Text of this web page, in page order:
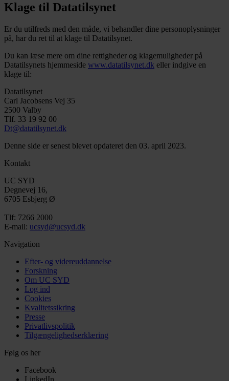
Klage til Datatilsynet
Er du utilfreds med den måde, vi behandler dine personoplysninger
på, har du ret til at klage til Datatilsynet.
Du kan læse mere om dine rettigheder og klagemuligheder på
Datatilsynets hjemmeside www.datatilsynet.dk eller indgive en
klage til:
Datatilsynet
Carl Jacobsens Vej 35
2500 Valby
Tlf. 33 19 92 00
Dt@datatilsynet.dk
Denne side er senest blevet opdateret den 03. april 2023.
Kontakt
UC SYD
Degnevej 16,
6705 Esbjerg Ø
Tlf: 7266 2000
E-mail: ucsyd@ucsyd.dk
Navigation
Efter- og videreuddannelse
Forskning
Om UC SYD
Log ind
Cookies
Kvalitetssikring
Presse
Privatlivspolitik
Tilgængelighedserklæring
Følg os her
Facebook